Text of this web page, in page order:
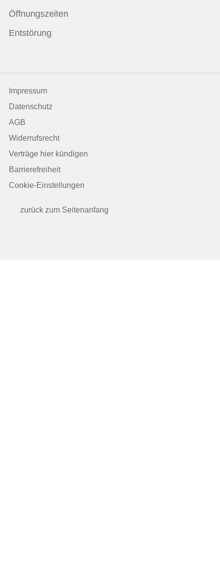
Öffnungszeiten
Entstörung
Impressum
Datenschutz
AGB
Widerrufsrecht
Verträge hier kündigen
Barrierefreiheit
Cookie-Einstellungen
zurück zum Seitenanfang